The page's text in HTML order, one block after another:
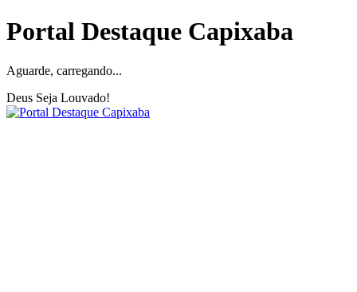
Portal Destaque Capixaba
Aguarde, carregando...
Deus Seja Louvado!